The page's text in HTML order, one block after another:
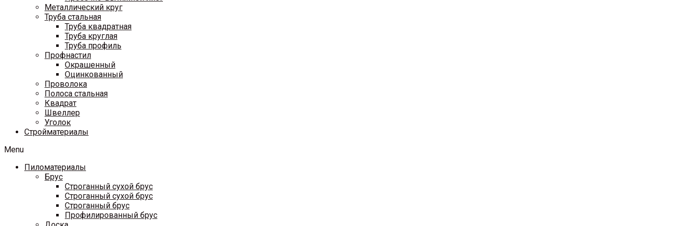
Металлический круг
Труба стальная
Труба квадратная
Труба круглая
Труба профиль
Профнастил
Окрашенный
Оцинкованный
Проволока
Полоса стальная
Квадрат
Швеллер
Уголок
Стройматериалы
Menu
Пиломатериалы
Брус
Строганный сухой брус
Строганный сухой брус
Строганный брус
Профилированный брус